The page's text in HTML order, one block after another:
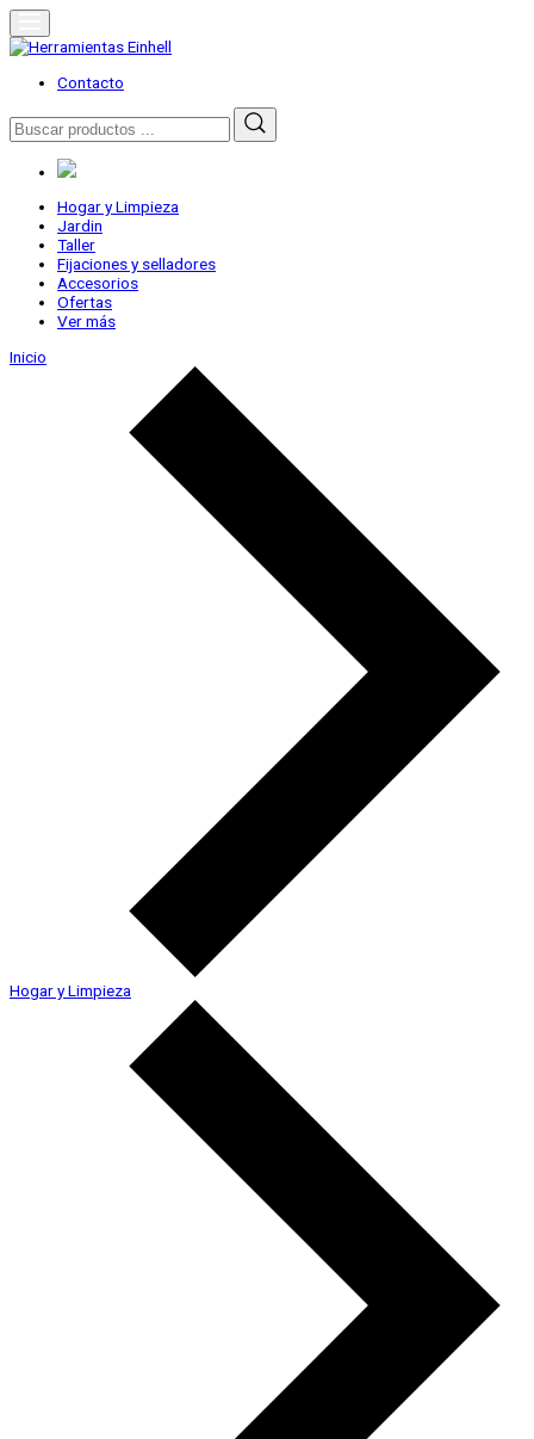
Skip
to
content
Herramientas Einhell
Distribuidor Oficial
Contacto
Buscar
por:
Hogar y Limpieza
Jardin
Taller
Fijaciones y selladores
Accesorios
Ofertas
Ver más
Inicio
Hogar y Limpieza